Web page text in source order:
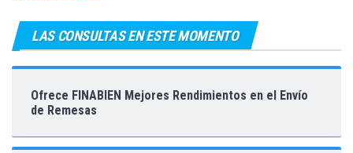
LAS CONSULTAS EN ESTE MOMENTO
Ofrece FINABIEN Mejores Rendimientos en el Envío
de Remesas